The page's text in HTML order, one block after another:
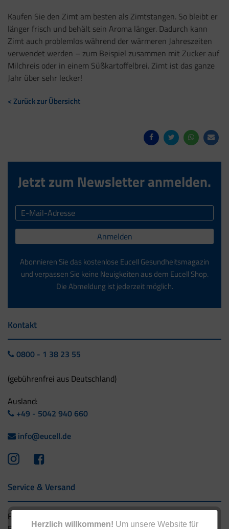
Herzlich willkommen! Um unsere Website für
Kaufen Sie den Zimt am besten als Zimtstangen. So bleibt er
länger frisch und behält sein Aroma länger. Dadurch kann
Zimt auch problemlos während der wärmeren Jahreszeiten
verwendet werden – zum Beispiel zusammen mit Zucker auf
Milchreis oder in einem Süßkartoffelbrei. Zimt ist das ganze
Jahr über sehr lecker!
< Zurück zur Übersicht
Jetzt zum Newsletter anmelden.
Anmelden
Abonnieren Sie das kostenlose Eucell Gesundheitsmagazin
und verpassen Sie keine Neuigkeiten aus dem Eucell Shop.
Die Abmeldung ist jederzeit möglich.
Kontakt
0800 - 1 38 23 55
(gebührenfrei aus Deutschland)
Ausland:
+49 - 5042 940 660
info@eucell.de
Service & Versand
Eucell Gesundheitsservice